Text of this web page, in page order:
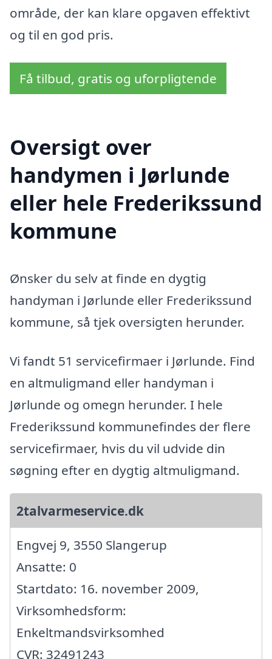
område, der kan klare opgaven effektivt
og til en god pris.
Få tilbud, gratis og uforpligtende
Oversigt over
handymen i Jørlunde
eller hele Frederikssund
kommune
Ønsker du selv at finde en dygtig
handyman i Jørlunde eller Frederikssund
kommune, så tjek oversigten herunder.
Vi fandt 51 servicefirmaer i Jørlunde. Find
en altmuligmand eller handyman i
Jørlunde og omegn herunder. I hele
Frederikssund kommunefindes der flere
servicefirmaer, hvis du vil udvide din
søgning efter en dygtig altmuligmand.
2talvarmeservice.dk
Engvej 9, 3550 Slangerup
Ansatte: 0
Startdato: 16. november 2009,
Virksomhedsform:
Enkeltmandsvirksomhed
CVR: 32491243